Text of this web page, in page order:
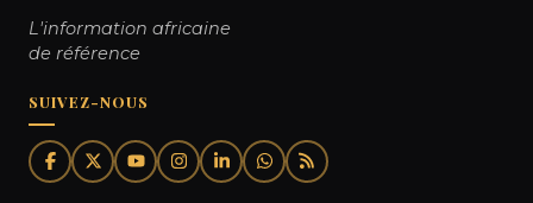
L'information africaine
de référence
SUIVEZ-NOUS